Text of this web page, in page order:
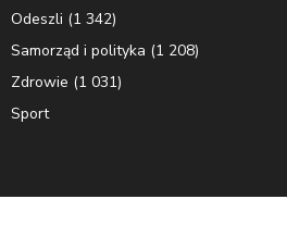
Odeszli (1 342)
Samorząd i polityka (1 208)
Zdrowie (1 031)
Sport